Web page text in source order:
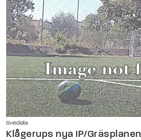
Svedala
Klågerups nya IP/Gräsplanen